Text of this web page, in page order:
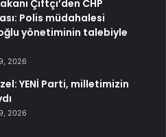
Çiftçi’den CHP
Polis müdahalesi
yönetiminin talebiyle
2026
YENİ Parti, milletimizin
2026